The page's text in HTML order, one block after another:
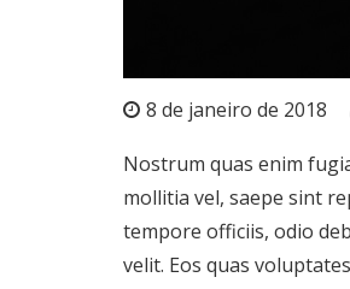
8 de janeiro de 2018
Nostrum quas enim
mollitia vel, saepe sint
tempore officiis, odio
velit. Eos quas